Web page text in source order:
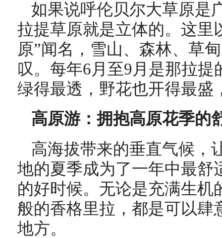
如果说呼伦贝尔大草原是
拉提草原就是立体的。这里
原”闻名，雪山、森林、草
叹。每年6月至9月是那拉
绿得最透，野花也开得最盛
高原游：拥抱高原花季的
高海拔带来的垂直气候，
地的夏季成为了一年中最舒
的好时候。无论是充满生机
般的香格里拉，都是可以肆
地方。